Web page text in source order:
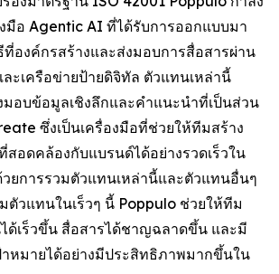
งมือ Agentic AI ที่ได้รับการออกแบบมา
ที่องค์กรสร้างและส่งมอบการสื่อสารผ่าน
ะเครือข่ายป้ายดิจิทัล ตัวแทนเหล่านี้
มอบข้อมูลเชิงลึกและคำแนะนำที่เป็นส่วน
ซึ่งเป็นเครื่องมือที่ช่วยให้ทีมสร้าง
อดคล้องกับแบรนด์ได้อย่างรวดเร็วใน
ยการรวมตัวแทนเหล่านี้และตัวแทนอื่นๆ
ตัวแทนในเร็วๆ นี้ Poppulo ช่วยให้ทีม
ด้เร็วขึ้น สื่อสารได้ชาญฉลาดขึ้น และมี
หมายได้อย่างมีประสิทธิภาพมากขึ้นใน